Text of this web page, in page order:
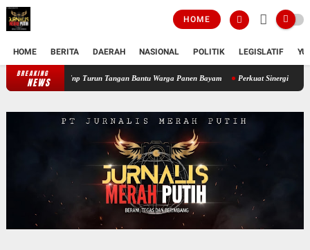
HOME
HOME BERITA DAERAH NASIONAL POLITIK LEGISLATIF
BREAKING
NEWSPerkuat Ketahanan Pangan Wilayah, Babinsa Koramil 12/Tnp Turun Tangan